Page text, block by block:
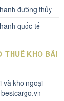
đường thủy
quốc tế
THUÊ KHO BÃI
và kho ngoại